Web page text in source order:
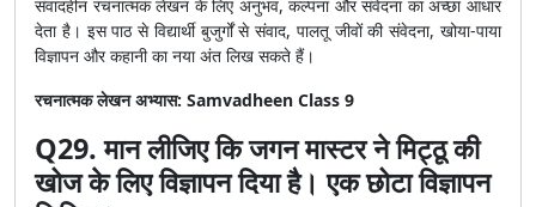
संवादहीन रचनात्मक लेखन के लिए अनुभव, कल्पना और संवेदना का अच्छा आधार
देता है। इस पाठ से विद्यार्थी बुजुर्गों से संवाद, पालतू जीवों की संवेदना, खोया-पाया
विज्ञापन और कहानी का नया अंत लिख सकते हैं।
रचनात्मक लेखन अभ्यास: Samvadheen Class 9
Q29. मान लीजिए कि जगन मास्टर ने मिट्ठू की
खोज के लिए विज्ञापन दिया है। एक छोटा विज्ञापन